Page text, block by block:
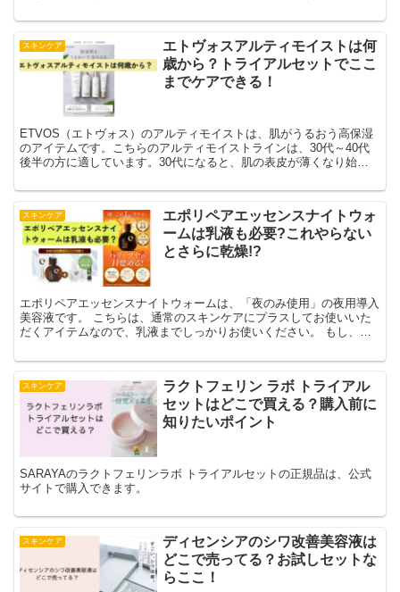
スキンケア
エトヴォスアルティモイストは何
歳から？トライアルセットでここ
までケアできる！
ETVOS（エトヴォス）のアルティモイストは、肌がうるおう高保湿
のアイテムです。こちらのアルティモイストラインは、30代～40代
後半の方に適しています。30代になると、肌の表皮が薄くなり始め
になりやすいのです。そのため、年齢とともに肌の乾燥やくすみとい
不調になる▪肌のお手入れをしているのに乾燥する▪肌がくすみがち。
このようなお悩みがあるなら、肌が敏感になっているサインかもしれ
ません。肌が敏感な状態ではうるおいを肌に蓄えられないので、お手
入れの効果が得られにくくなります。エトヴォスのアルティモイスト
は、このように敏感になりがちな大人の肌をうるおいで満たすアイテ
ムです。「ヒト型セラミド」と「ナイアシンアミド」という２つの保
湿成分配合。ライン使いすることで、“保湿” から”肌のバリア機能を
サポート” までケアできます。
スキンケア
エポリペアエッセンスナイトウォ
ームは乳液も必要?これやらない
とさらに乾燥!?
エポリペアエッセンスナイトウォームは、「夜のみ使用」の夜用導入
美容液です。 こちらは、通常のスキンケアにプラスしてお使いいた
だくアイテムなので、乳液までしっかりお使いください。 もし、エ
さらなる肌乾燥につながりかねません。 「さらに乾燥するかもって
明します。 エポリペアエッセンスナイトウォームは、「導入美容
液」で肌を柔らかくして肌を整えてくれます。 ですが、普通の美容
液のように保湿成分がたっぷり配合されているわけではありません。
”肌を柔らかくして肌を整える”ことで、美容成分をなじみやすくしま
す。 その美容成分を、化粧水や乳液（もしくはクリーム）などのス
キンケアで補う必要があるのです。
スキンケア
ラクトフェリン ラボ トライアル
セットはどこで買える？購入前に
知りたいポイント
SARAYAのラクトフェリンラボ トライアルセットの正規品は、公式
サイトで購入できます。
スキンケア
ディセンシアのシワ改善美容液は
どこで売ってる？お試しセットな
らここ！